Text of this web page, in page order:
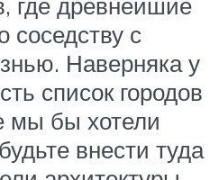
соседству с
Наверняка у
список городов
мы бы хотели
внести туда